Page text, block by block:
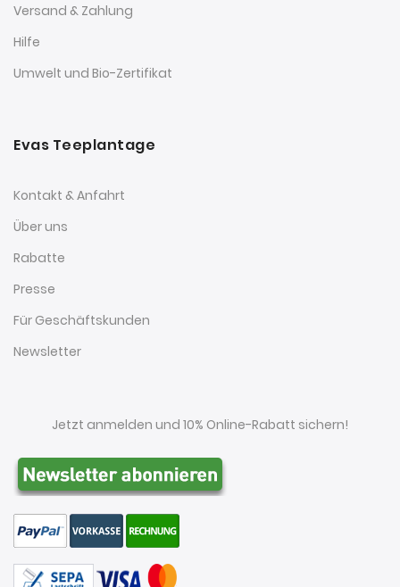
Versand & Zahlung
Hilfe
Umwelt und Bio-Zertifikat
Evas Teeplantage
Kontakt & Anfahrt
Über uns
Rabatte
Presse
Für Geschäftskunden
Newsletter
Jetzt anmelden und 10% Online-Rabatt sichern!